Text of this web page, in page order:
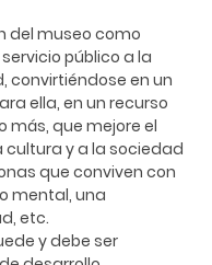
del museo como
público a la
convirtiéndose en un
ella, en un recurso
más, que mejore el
cultura y a la sociedad
que conviven con
mental, una
etc.
y debe ser